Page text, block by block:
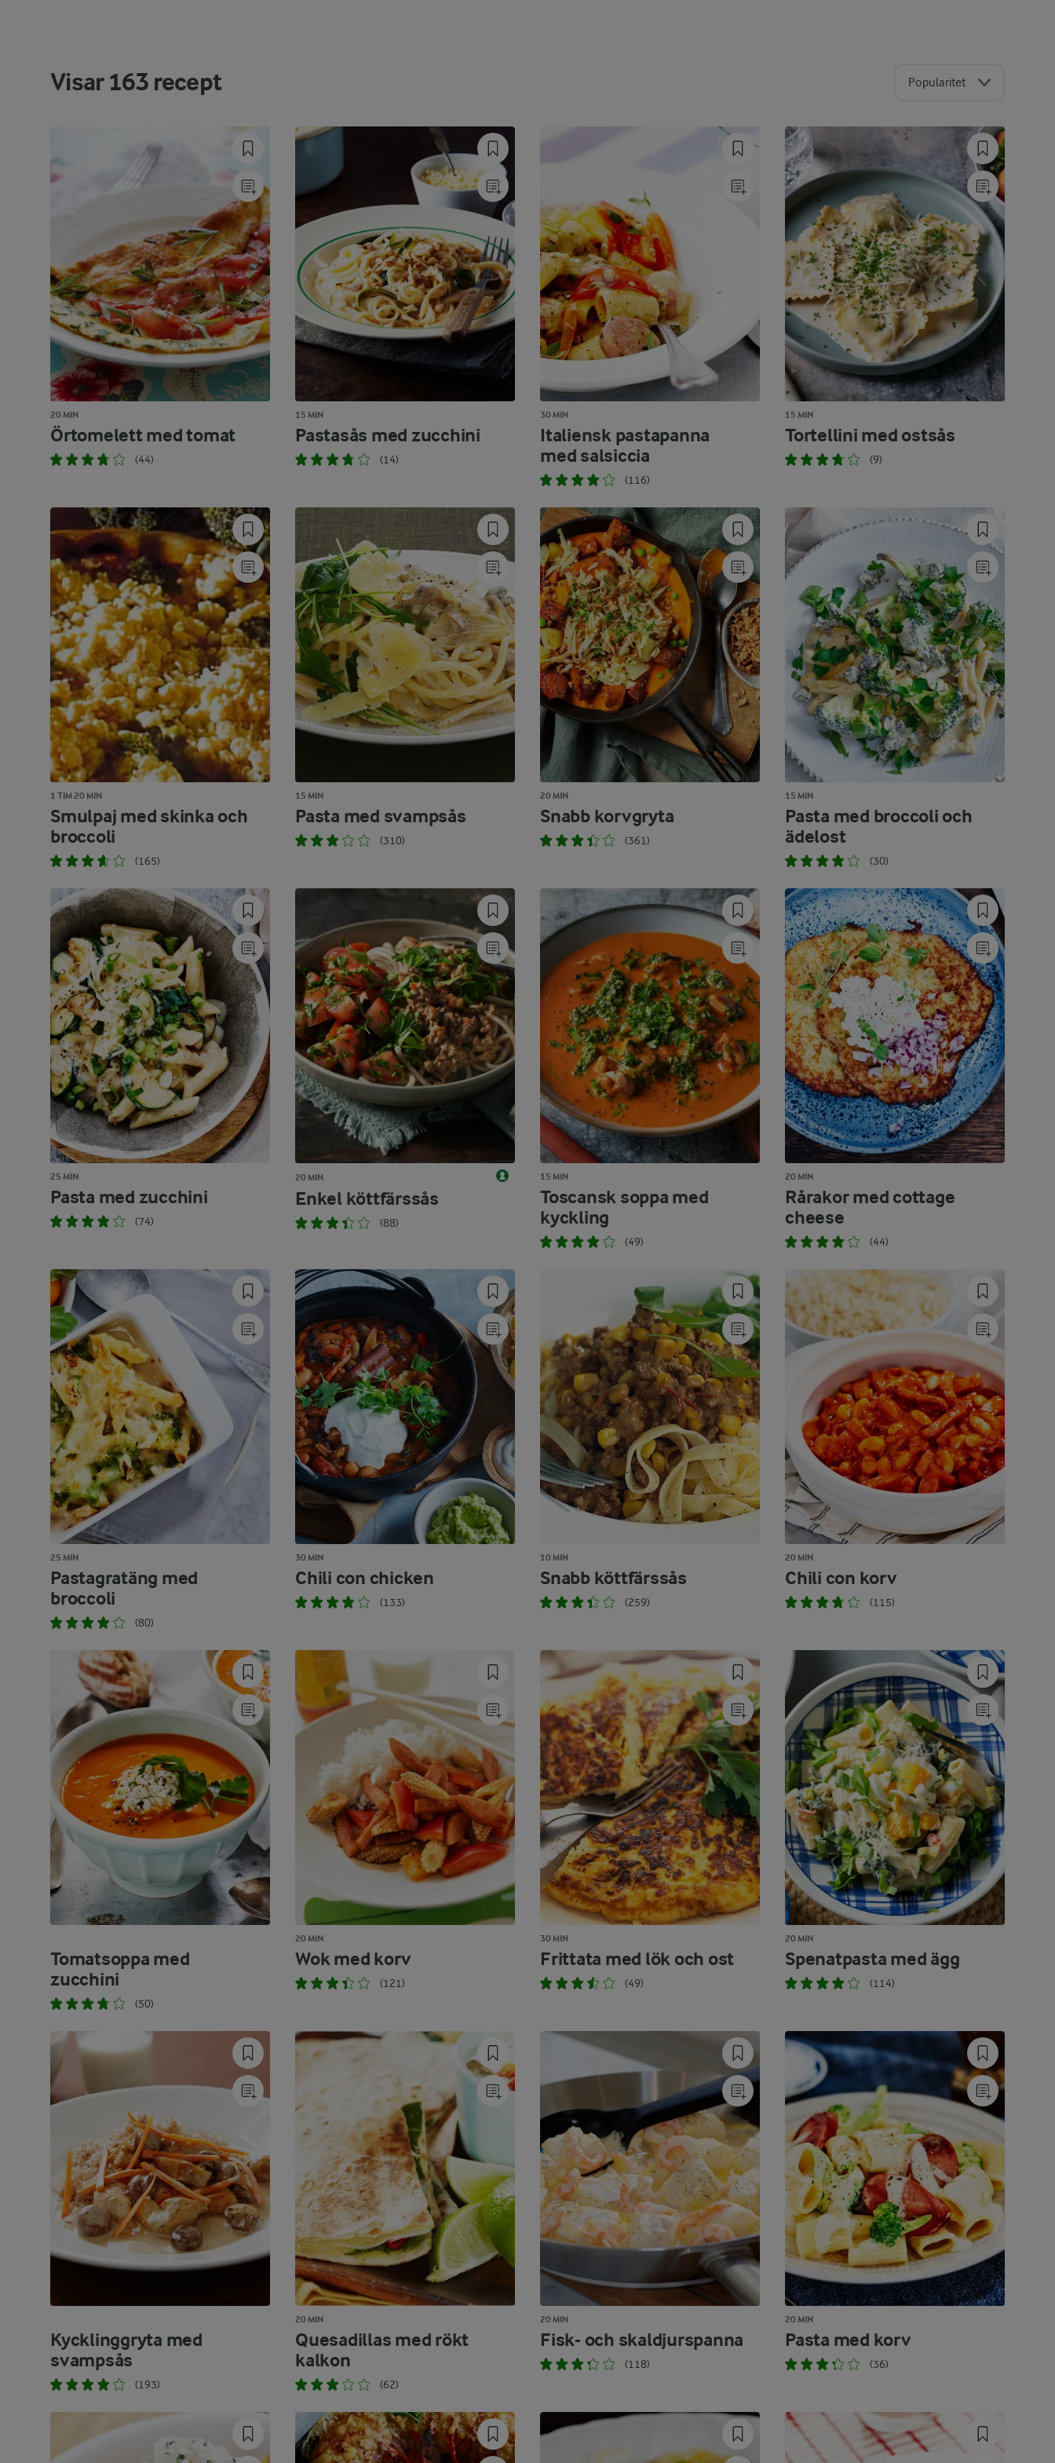
Visar163 recept Popularitet
20 MIN
Örtomelett med tomat
(44)
15 MIN
Pastasås med zucchini
(14)
30 MIN
Italiensk pastapanna
med salsiccia
(116)
15 MIN
Tortellini med ostsås
(9)
1 TIM 20 MIN
Smulpaj med skinka och
broccoli
(165)
15 MIN
Pasta med svampsås
(310)
20 MIN
Snabb korvgryta
(361)
15 MIN
Pasta med broccoli och
ädelost
(30)
25 MIN
Pasta med zucchini
(74)
20 MIN
Enkel köttfärssås
(88)
15 MIN
Toscansk soppa med
kyckling
(49)
20 MIN
Rårakor med cottage
cheese
(44)
25 MIN
Pastagratäng med
broccoli
(80)
30 MIN
Chili con chicken
(133)
10 MIN
Snabb köttfärssås
(259)
20 MIN
Chili con korv
(115)
Tomatsoppa med
zucchini
(50)
20 MIN
Wok med korv
(121)
30 MIN
Frittata med lök och ost
(49)
20 MIN
Spenatpasta med ägg
(114)
Kycklinggryta med
svampsås
(193)
20 MIN
Quesadillas med rökt
kalkon
(62)
20 MIN
Fisk- och skaldjurspanna
(118)
20 MIN
Pasta med korv
(36)